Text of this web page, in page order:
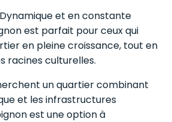
et en constante
est parfait pour ceux qui
en pleine croissance, tout en
racines culturelles.
un quartier combinant
et les infrastructures
est une option à